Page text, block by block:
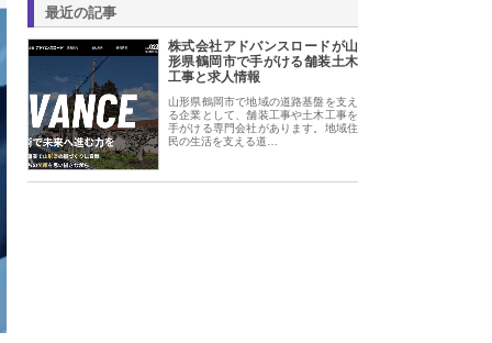
最近の記事
株式会社アドバンスロードが山
形県鶴岡市で手がける舗装土木
工事と求人情報
山形県鶴岡市で地域の道路基盤を支え
る企業として、舗装工事や土木工事を
手がける専門会社があります。地域住
民の生活を支える道…